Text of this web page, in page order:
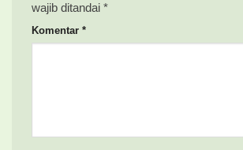
wajib ditandai *
Komentar *